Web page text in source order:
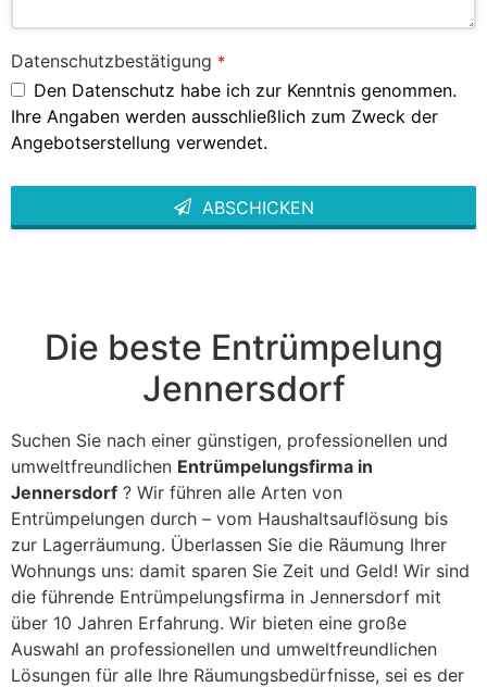
Datenschutzbestätigung *
Den Datenschutz habe ich zur Kenntnis genommen.
Ihre Angaben werden ausschließlich zum Zweck der
Angebotserstellung verwendet.
ABSCHICKEN
Die beste Entrümpelung
Jennersdorf
Suchen Sie nach einer günstigen, professionellen und
umweltfreundlichen Entrümpelungsfirma in
Jennersdorf ? Wir führen alle Arten von
Entrümpelungen durch – vom Haushaltsauflösung bis
zur Lagerräumung. Überlassen Sie die Räumung Ihrer
Wohnungs uns: damit sparen Sie Zeit und Geld! Wir sind
die führende Entrümpelungsfirma in Jennersdorf mit
über 10 Jahren Erfahrung. Wir bieten eine große
Auswahl an professionellen und umweltfreundlichen
Lösungen für alle Ihre Räumungsbedürfnisse, sei es der